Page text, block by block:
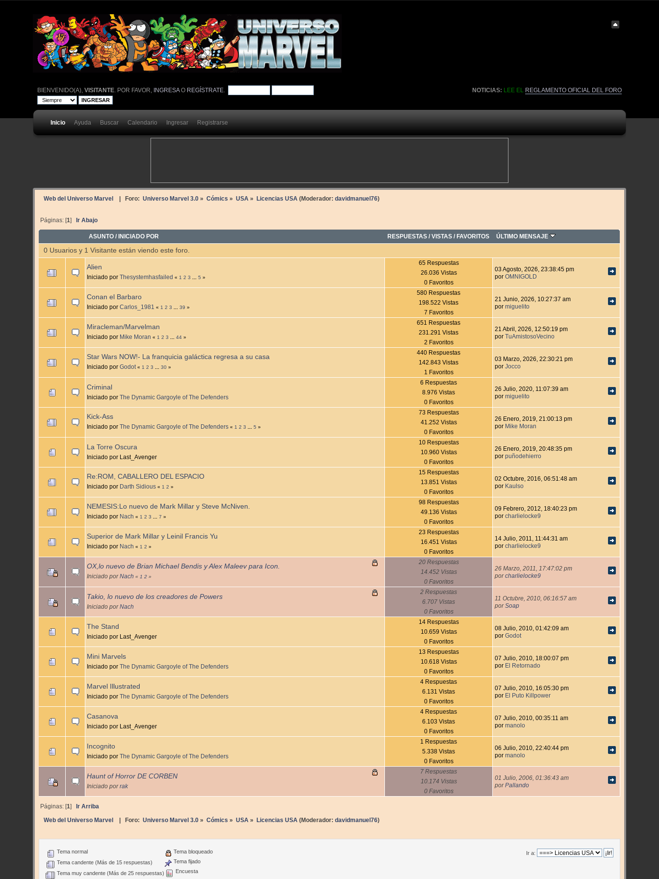
NOTICIAS: LEE EL REGLAMENTO OFICIAL DEL FORO
BIENVENIDO(A), VISITANTE. POR FAVOR, INGRESAO REGÍSTRATE.
Inicio Ayuda Buscar Calendario Ingresar Registrarse
Web del Universo Marvel | Foro: Universo Marvel 3.0» Cómics » USA » Licencias USA (Moderador: davidmanuel76)
Páginas: [1] Ir Abajo
ASUNTO /INICIADO POR RESPUESTAS /VISTAS /FAVORITOS ÚLTIMO MENSAJE
0 Usuarios y 1 Visitante están viendo este foro.
Alien
Iniciado porThesystemhasfailed « 1 2 3 ...5 »
65 Respuestas
26.036 Vistas
0 Favoritos
03 Agosto, 2026, 23:38:45 pm
porOMNIGOLD
Conan el Barbaro
Iniciado porCarlos_1981 « 1 2 3 ...39 »
580 Respuestas
198.522 Vistas
7 Favoritos
21 Junio, 2026, 10:27:37 am
pormiguelito
Miracleman/Marvelman
Iniciado por Mike Moran « 1 2 3 ...44 »
651 Respuestas
231.291 Vistas
2 Favoritos
21 Abril, 2026, 12:50:19 pm
porTuAmistosoVecino
Star Wars NOW!- La franquicia galáctica regresa a su casa
Iniciado porGodot « 1 2 3 ...30 »
440 Respuestas
142.843 Vistas
1 Favoritos
03 Marzo, 2026, 22:30:21 pm
porJocco
Criminal
Iniciado porThe Dynamic Gargoyle of The Defenders
6 Respuestas
8.976 Vistas
0 Favoritos
26 Julio, 2020, 11:07:39 am
pormiguelito
Kick-Ass
Iniciado porThe Dynamic Gargoyle of The Defenders « 1 2 3 ...5 »
73 Respuestas
41.252 Vistas
0 Favoritos
26 Enero, 2019, 21:00:13 pm
por Mike Moran
La Torre Oscura
Iniciado por Last_Avenger
10 Respuestas
10.960 Vistas
0 Favoritos
26 Enero, 2019, 20:48:35 pm
porpuñodehierro
Re:ROM, CABALLERO DEL ESPACIO
Iniciado por Darth Sidious « 1 2 »
15 Respuestas
13.851 Vistas
0 Favoritos
02 Octubre, 2016, 06:51:48 am
por Kaulso
NEMESIS:Lo nuevo de Mark Millar y Steve McNiven.
Iniciado por Nach « 1 2 3 ...7 »
98 Respuestas
49.136 Vistas
0 Favoritos
09 Febrero, 2012, 18:40:23 pm
porcharlielocke9
Superior de Mark Millar y Leinil Francis Yu
Iniciado por Nach « 1 2 »
23 Respuestas
16.451 Vistas
0 Favoritos
14 Julio, 2011, 11:44:31 am
porcharlielocke9
OX,lo nuevo de Brian Michael Bendis y Alex Maleev para Icon.
Iniciado porNach « 1 2 »
20 Respuestas
14.452 Vistas
0 Favoritos
26 Marzo, 2011, 17:47:02 pm
porcharlielocke9
Takio, lo nuevo de los creadores de Powers
Iniciado porNach
2 Respuestas
6.707 Vistas
0 Favoritos
11 Octubre, 2010, 06:16:57 am
porSoap
The Stand
Iniciado por Last_Avenger
14 Respuestas
10.659 Vistas
0 Favoritos
08 Julio, 2010, 01:42:09 am
porGodot
Mini Marvels
Iniciado porThe Dynamic Gargoyle of The Defenders
13 Respuestas
10.618 Vistas
0 Favoritos
07 Julio, 2010, 18:00:07 pm
por El Retornado
Marvel Illustrated
Iniciado porThe Dynamic Gargoyle of The Defenders
4 Respuestas
6.131 Vistas
0 Favoritos
07 Julio, 2010, 16:05:30 pm
por El Puto Killpower
Casanova
Iniciado por Last_Avenger
4 Respuestas
6.103 Vistas
0 Favoritos
07 Julio, 2010, 00:35:11 am
pormanolo
Incognito
Iniciado porThe Dynamic Gargoyle of The Defenders
1 Respuestas
5.338 Vistas
0 Favoritos
06 Julio, 2010, 22:40:44 pm
pormanolo
Haunt of Horror DE CORBEN
Iniciado porrak
7 Respuestas
10.174 Vistas
0 Favoritos
01 Julio, 2006, 01:36:43 am
porPallando
Páginas: [1] Ir Arriba
Web del Universo Marvel | Foro: Universo Marvel 3.0» Cómics » USA » Licencias USA (Moderador: davidmanuel76)
Ir a:
Tema normal
Tema candente (Más de 15 respuestas)
Tema muy candente (Más de 25 respuestas)
Tema bloqueado
Tema fijado
Encuesta